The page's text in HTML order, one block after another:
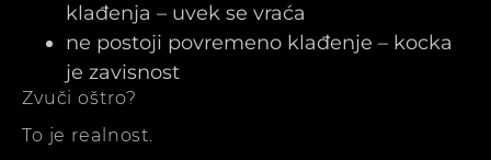
klađenja – uvek se vraća
ne postoji povremeno klađenje – kocka
je zavisnost
Zvuči oštro?
To je realnost.